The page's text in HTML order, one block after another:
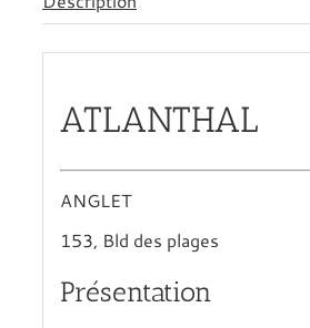
ATLANTHAL
ANGLET
153, Bld des plages
Présentation